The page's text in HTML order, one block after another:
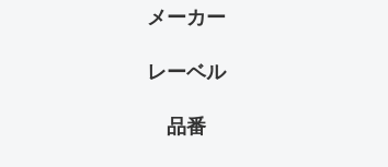
メーカー
レーベル
品番